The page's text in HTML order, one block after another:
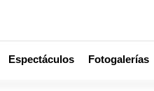
Espectáculos Fotogalerías